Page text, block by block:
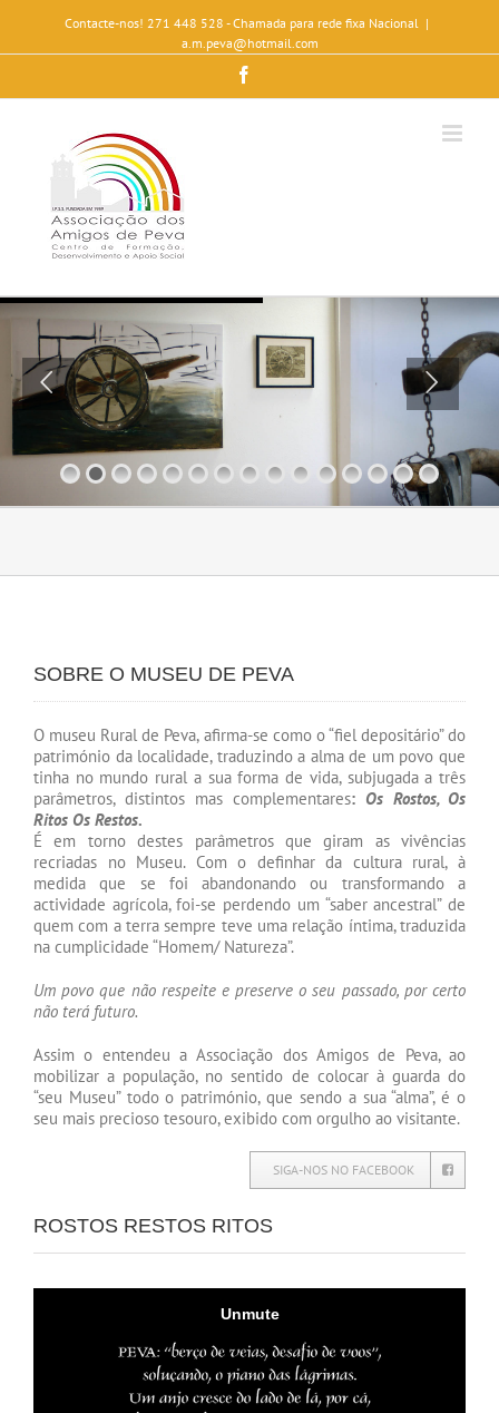
Contacte-nos! 271 448 528 - Chamada para rede fixa Nacional |
a.m.peva@hotmail.com
SOBRE O MUSEU DE PEVA
O museu Rural de Peva, afirma-se como o “fiel depositário” do
património da localidade, traduzindo a alma de um povo que
tinha no mundo rural a sua forma de vida, subjugada a três
parâmetros, distintos mas complementares: Os Rostos, Os
Ritos Os Restos.
É em torno destes parâmetros que giram as vivências
recriadas no Museu. Com o definhar da cultura rural, à
medida que se foi abandonando ou transformando a
actividade agrícola, foi-se perdendo um “saber ancestral” de
quem com a terra sempre teve uma relação íntima, traduzida
na cumplicidade “Homem/ Natureza”.
Um povo que não respeite e preserve o seu passado, por certo
não terá futuro.
Assim o entendeu a Associação dos Amigos de Peva, ao
mobilizar a população, no sentido de colocar à guarda do
“seu Museu” todo o património, que sendo a sua “alma”, é o
seu mais precioso tesouro, exibido com orgulho ao visitante.
SIGA-NOS NO FACEBOOK
ROSTOS RESTOS RITOS